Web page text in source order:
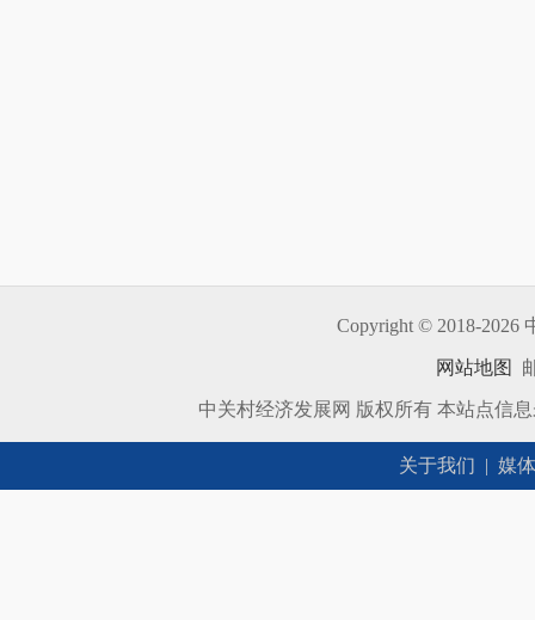
Copyright © 2018-2026
网站地图
中关村经济发展网 版权所有 本站点信
关于我们 | 媒